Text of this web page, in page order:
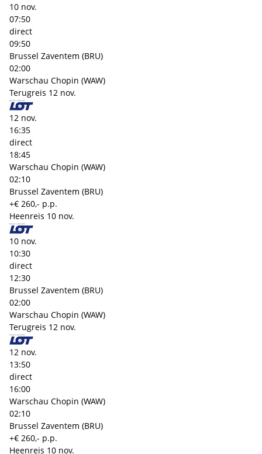
10 nov.
07:50
direct
09:50
Brussel Zaventem (BRU)
02:00
Warschau Chopin (WAW)
Terugreis 12 nov.
12 nov.
16:35
direct
18:45
Warschau Chopin (WAW)
02:10
Brussel Zaventem (BRU)
+€ 260,- p.p.
Heenreis 10 nov.
10 nov.
10:30
direct
12:30
Brussel Zaventem (BRU)
02:00
Warschau Chopin (WAW)
Terugreis 12 nov.
12 nov.
13:50
direct
16:00
Warschau Chopin (WAW)
02:10
Brussel Zaventem (BRU)
+€ 260,- p.p.
Heenreis 10 nov.